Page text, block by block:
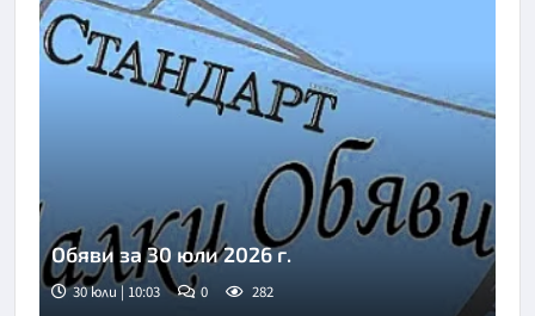
Обяви за 30 юли 2026 г.
30 юли | 10:03 0 282